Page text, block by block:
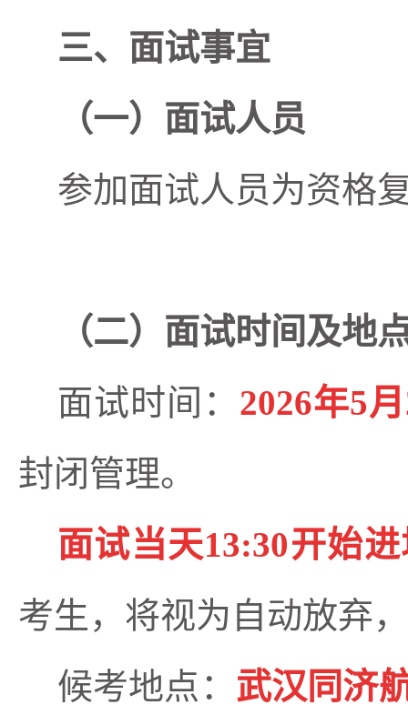
三、面试事宜
（一）面试人员
参加面试人员为资格
（二）面试时间及地
面试时间： 2026年5
封闭管理。
面试当天13:30开始
考生，将视为自动放弃
候考地点： 武汉同济